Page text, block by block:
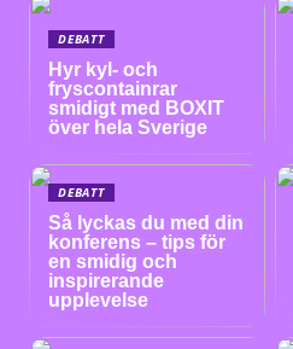
DEBATT
Hyr kyl- och
fryscontainrar
smidigt med BOXIT
över hela Sverige
DEBATT
Så lyckas du med din
konferens – tips för
en smidig och
inspirerande
upplevelse